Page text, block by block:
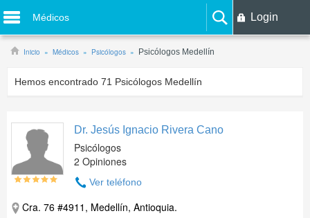
Médicos Login
Inicio Médicos Psicólogos Psicólogos Medellín
Hemos encontrado 71 Psicólogos Medellín
Dr. Jesús Ignacio Rivera Cano
Psicólogos
2 Opiniones
Ver teléfono
Cra. 76 #4911, Medellín, Antioquia.